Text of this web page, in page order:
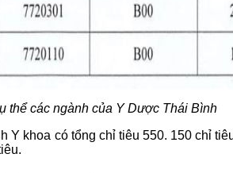
thể các ngành của Y Dược Thái Bình
khoa có tổng chỉ tiêu 550. 150 chỉ